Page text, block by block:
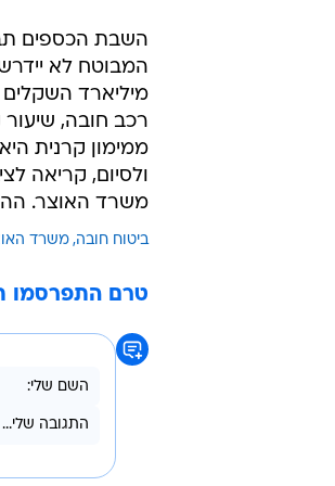
מיליארד
ממימון קרנית
ולסיום, קריאה
משרד האוצר.
ביטוח חובה משרד
טרם התפרסמו